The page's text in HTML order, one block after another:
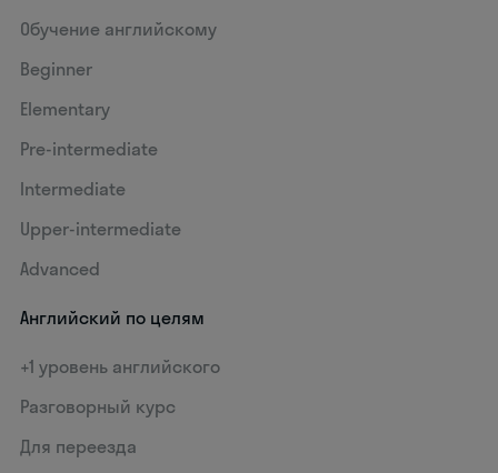
Обучение английскому
Beginner
Elementary
Pre-intermediate
Intermediate
Upper-intermediate
Advanced
Английский по целям
+1 уровень английского
Разговорный курс
Для переезда